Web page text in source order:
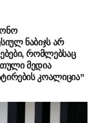
სამაშველო
ნაბიჯს არ
რომლებსაც
მედია
კოალიცია”